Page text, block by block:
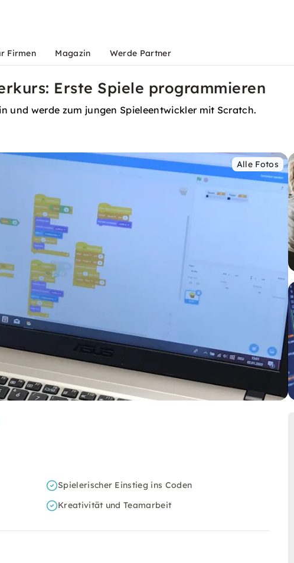
Firmen Magazin Werde Partner
Erste Spiele programmieren
und werde zum jungen Spieleentwickler mit Scratch.
Alle Fotos
Spielerischer Einstieg ins Coden
Kreativität und Teamarbeit